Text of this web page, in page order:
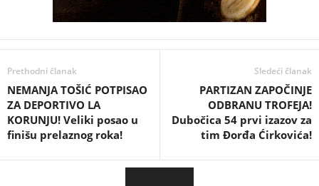
Prethodni članak
NEMANJA TOŠIĆ POTPISAO
ZA DEPORTIVO LA
KORUNJU! Veliki posao u
finišu prelaznog roka!
Sledeći članak
PARTIZAN ZAPOČINJE
ODBRANU TROFEJA!
Dubočica 54 prvi izazov za
tim Đorđa Ćirkovića!